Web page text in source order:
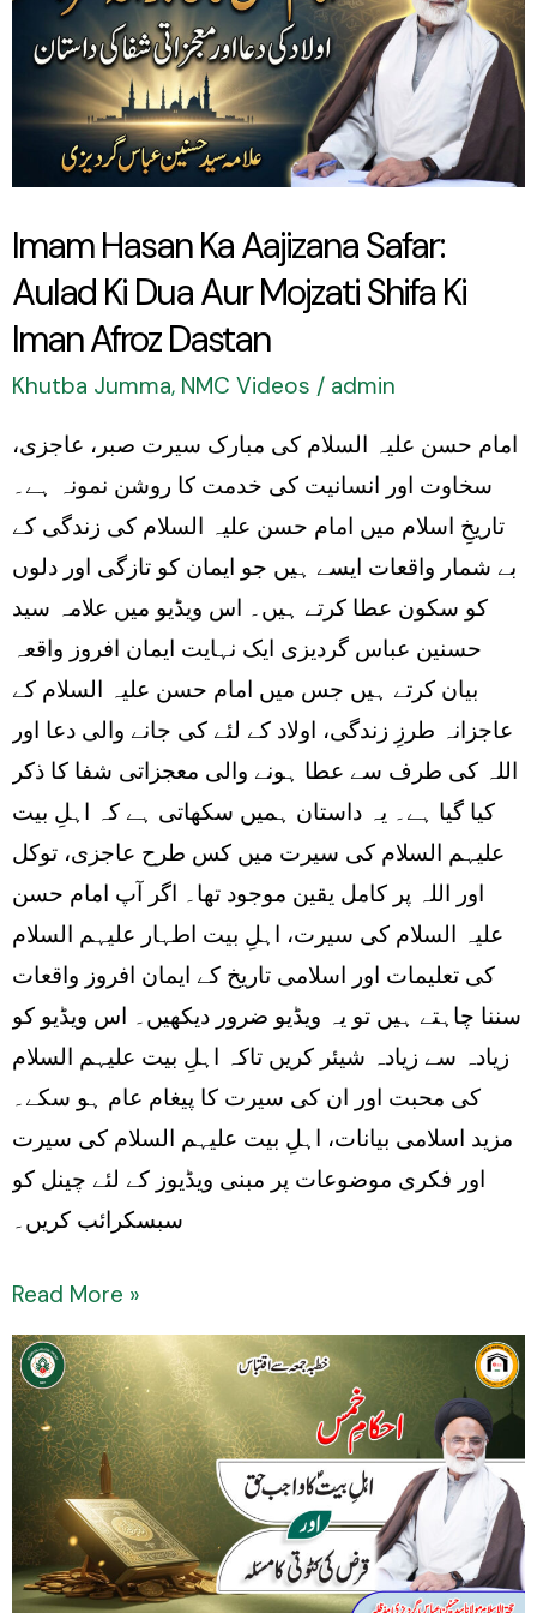
Imam Hasan Ka Aajizana Safar:
Aulad Ki Dua Aur Mojzati Shifa Ki
Iman Afroz Dastan
Khutba Jumma, NMC Videos / admin
امام حسن علیہ السلام کی مبارک سیرت صبر، عاجزی،
سخاوت اور انسانیت کی خدمت کا روشن نمونہ ہے۔
تاریخِ اسلام میں امام حسن علیہ السلام کی زندگی کے
بے شمار واقعات ایسے ہیں جو ایمان کو تازگی اور دلوں
کو سکون عطا کرتے ہیں۔ اس ویڈیو میں علامہ سید
حسنین عباس گردیزی ایک نہایت ایمان افروز واقعہ
بیان کرتے ہیں جس میں امام حسن علیہ السلام کے
عاجزانہ طرزِ زندگی، اولاد کے لئے کی جانے والی دعا اور
اللہ کی طرف سے عطا ہونے والی معجزاتی شفا کا ذکر
کیا گیا ہے۔ یہ داستان ہمیں سکھاتی ہے کہ اہلِ بیت
علیہم السلام کی سیرت میں کس طرح عاجزی، توکل
اور اللہ پر کامل یقین موجود تھا۔ اگر آپ امام حسن
علیہ السلام کی سیرت، اہلِ بیت اطہار علیہم السلام
کی تعلیمات اور اسلامی تاریخ کے ایمان افروز واقعات
سننا چاہتے ہیں تو یہ ویڈیو ضرور دیکھیں۔ اس ویڈیو کو
زیادہ سے زیادہ شیئر کریں تاکہ اہلِ بیت علیہم السلام
کی محبت اور ان کی سیرت کا پیغام عام ہو سکے۔
مزید اسلامی بیانات، اہلِ بیت علیہم السلام کی سیرت
اور فکری موضوعات پر مبنی ویڈیوز کے لئے چینل کو
سبسکرائب کریں۔
Aajizana
Aulad
Aur
Mojzati
Shifa
Afroz
Dastan
Read More »
Ahkaam-
e-
Khums:
Ahl-
e-
Bait
(a.s)